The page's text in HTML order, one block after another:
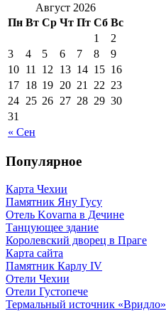
Август 2026
Пн Вт Ср Чт Пт Сб Вс
« Сен
1
2
3
4 5 6 7 8
9
10 11 12 13 14 15 16
17 18 19 20 21 22 23
24 25 26 27 28 29 30
31
Популярное
Карта Чехии
Памятник Яну Гусу
Отель Kovarna в Дечине
Танцующее здание
Королевский дворец в Праге
Карта сайта
Памятник Карлу IV
Отели Чехии
Отели Густопече
Термальный источник «Вридло»